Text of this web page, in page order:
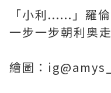
「小利......」羅
一步一步朝利奥
繪圖：